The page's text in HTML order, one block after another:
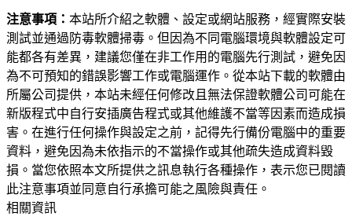
注意事項： 本站所介紹之軟體、設定或網站服務，經實際安裝
測試並通過防毒軟體掃毒。但因為不同電腦環境與軟體設定可
能都各有差異，建議您僅在非工作用的電腦先行測試，避免因
為不可預知的錯誤影響工作或電腦運作。從本站下載的軟體由
所屬公司提供，本站未經任何修改且無法保證軟體公司可能在
新版程式中自行安插廣告程式或其他維護不當等因素而造成損
害。在進行任何操作與設定之前，記得先行備份電腦中的重要
資料，避免因為未依指示的不當操作或其他疏失造成資料毀
損。當您依照本文所提供之訊息執行各種操作，表示您已閱讀
此注意事項並同意自行承擔可能之風險與責任。
相關資訊